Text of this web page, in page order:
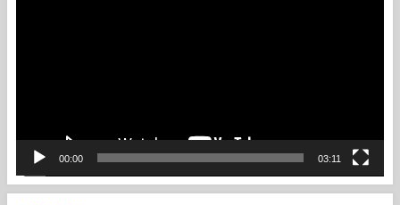
00:00 03:11